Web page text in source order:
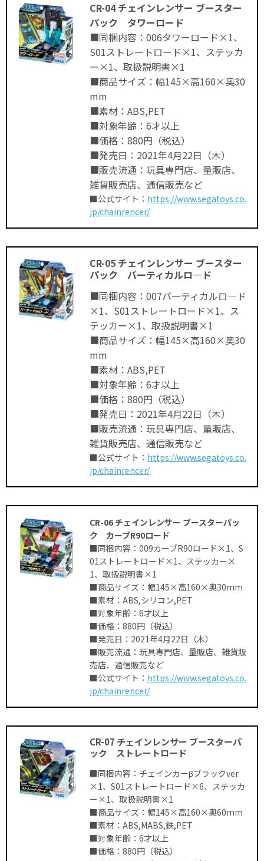
CR-04 チェインレンサー ブースター
パック タワーロード
■同梱内容：006タワーロード×1、
S01ストレートロード×1、ステッカ
ー×1、取扱説明書×1
■商品サイズ：幅145×高160×奥30
mm
■素材：ABS,PET
■対象年齢：6才以上
■価格：880円（税込）
■発売日：2021年4月22日（木）
■販売流通：玩具専門店、量販店、
雑貨販売店、通信販売など
■公式サイト： https://www.segatoys.co.
jp/chainrencer/
CR-05 チェインレンサー ブースター
パック バーティカルロ―ド
■同梱内容：007バーティカルロ―ド
×1、S01ストレートロード×1、ス
テッカー×1、取扱説明書×1
■商品サイズ：幅145×高160×奥30
mm
■素材：ABS,PET
■対象年齢：6才以上
■価格：880円（税込）
■発売日：2021年4月22日（木）
■販売流通：玩具専門店、量販店、
雑貨販売店、通信販売など
■公式サイト： https://www.segatoys.co.
jp/chainrencer/
CR-06 チェインレンサー ブースターパッ
ク カーブR90ロード
■同梱内容：009カーブR90ロード×1、S
01ストレートロード×1、ステッカー×
1、取扱説明書×1
■商品サイズ：幅145×高160×奥30mm
■素材：ABS,シリコン,PET
■対象年齢：6才以上
■価格：880円（税込）
■発売日：2021年4月22日（木）
■販売流通：玩具専門店、量販店、雑貨販
売店、通信販売など
■公式サイト： https://www.segatoys.co.
jp/chainrencer/
CR-07 チェインレンサー ブースターパ
ック ストレートロード
■同梱内容：チェインカーβブラックver.
×1、S01ストレートロード×6、ステッカ
ー×1、取扱説明書×1
■商品サイズ：幅145×高160×奥60mm
■素材：ABS,MABS,鉄,PET
■対象年齢：6才以上
■価格：880円（税込）